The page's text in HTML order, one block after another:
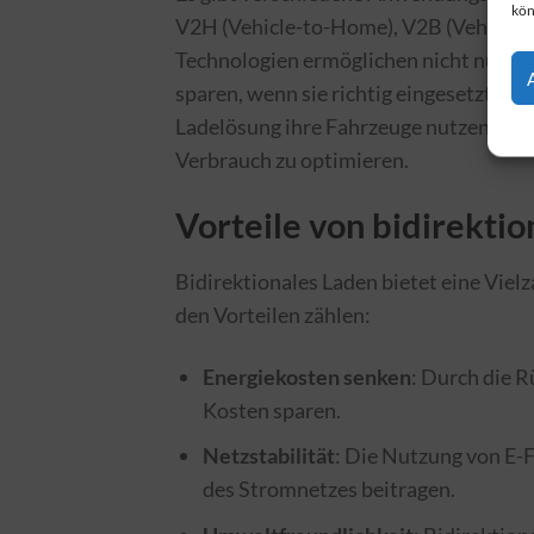
V2H (Vehicle-to-Home), V2B
Technologien ermöglichen nicht nur
sparen, wenn sie richtig eingesetzt
Ladelösung ihre Fahrzeuge nutzen,
Verbrauch zu optimieren.
Vorteile von
Bidirektionales Laden bietet eine
den Vorteilen zählen:
Energiekosten senken: Durch die
Kosten sparen.
Netzstabilität: Die Nutzung von
des Stromnetzes beitragen.